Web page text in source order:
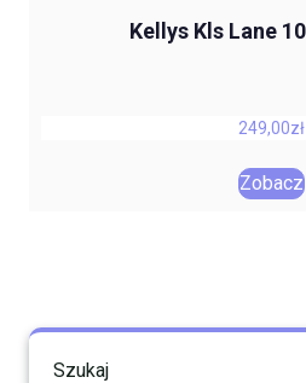
Kellys Kls Lane
249,00zł
Zobacz
Szukaj